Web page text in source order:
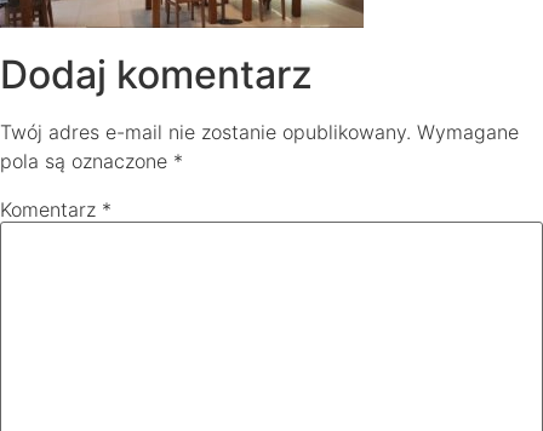
Dodaj komentarz
Twój adres e-mail nie zostanie opublikowany. Wymagane
pola są oznaczone *
Komentarz *